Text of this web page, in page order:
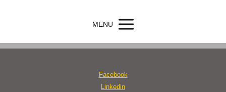
MENU
Facebook
Linkedin